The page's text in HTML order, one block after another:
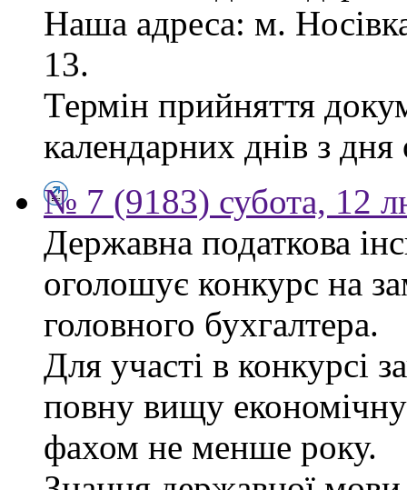
Наша адреса: м.
13.
Термін прийняття
календарних днів з
№ 7 (9183) субота, 12
Державна податкова
оголошує конкурс на
головного бухгалтера.
Для участі в конкурсі
повну вищу економічну
фахом не менше року.